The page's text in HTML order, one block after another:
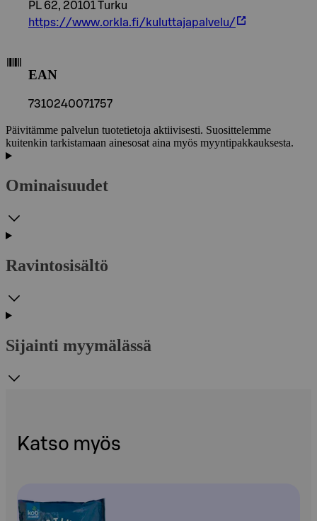
PL 62, 20101 Turku
https://www.orkla.fi/kuluttajapalvelu/
EAN
7310240071757
Päivitämme palvelun tuotetietoja aktiivisesti. Suosittelemme
kuitenkin tarkistamaan ainesosat aina myös myyntipakkauksesta.
Ominaisuudet
Ravintosisältö
Sijainti myymälässä
Katso myös